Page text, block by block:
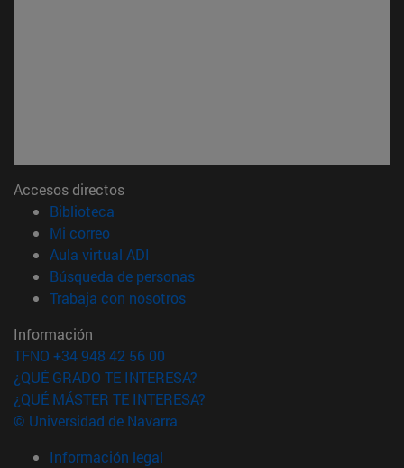
Accesos directos
Biblioteca
Mi correo(abre en nueva ventana)
Aula virtual ADI
Búsqueda de personas(abre en nueva ventana)
Trabaja con nosotros(abre en nueva ventana)
Información
TFNO +34 948 42 56 00
¿QUÉ GRADO TE INTERESA?
¿QUÉ MÁSTER TE INTERESA?
© Universidad de Navarra
Información legal